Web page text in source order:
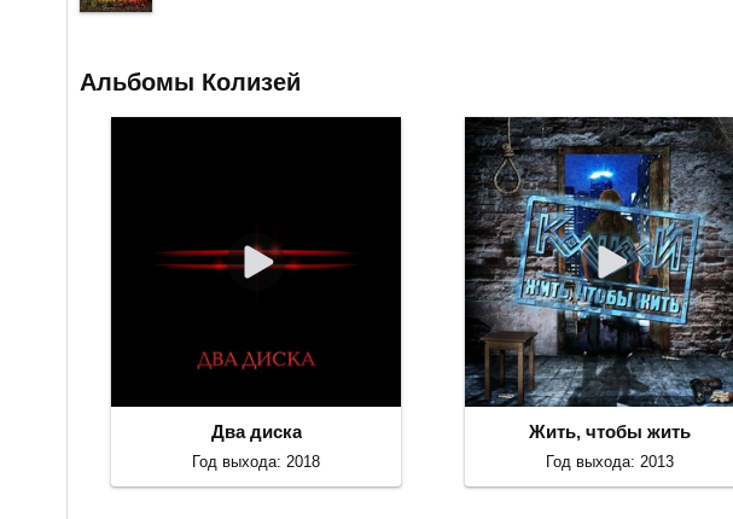
Альбомы Колизей
Два диска
Год выхода: 2018
Жить, чтобы жить
Год выхода: 2013